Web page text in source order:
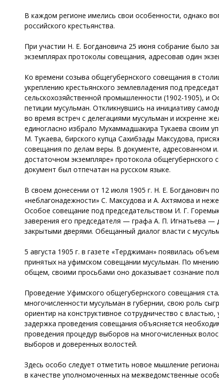
В каждом регионе имелись свои особенности, однако
российского крестьянства.
При участии Н. Е. Богдановича 25 июня собрание было
экземплярах протоколы совещания, адресовав один
Ко времени созыва общегубернского совещания в
укреплению крестьянского землевладения под
сельскохозяйственной промышленности (1902-1905), и
петиции мусульман. Откликнувшись на инициативу
во время встреч с делегациями мусульман и искренне
единогласно избрало Мухаммадшакира Тукаева своим
М. Тукаева, бирского купца Сахибзады Максудова,
совещания по делам веры. В документе, адресованном
достаточном экземпляре» протокола
документ был отпечатан на русском языке.
В своем донесении от 12 июля 1905 г. Н. Е. Богданович
«неблагонадежности» С. Максудова и А. Ахтямова и
Особое совещание под председательством И. Г.
заверения его председателя — графа А. П. Игнатьева
закрытыми дверями. Обещанный диалог власти с
5 августа 1905 г. в газете «Терджиман» появилась
принятых на уфимском совещании мусульман. По
общем, своими просьбами оно доказывает сознание
Проведение Уфимского общегубернского совещания
многочисленности мусульман в губернии, свою роль
ориентир на конструктивное сотрудничество с
задержка проведения совещания объясняется
проведения процедур выборов на многочисленных
выборов и доверенных волостей.
Здесь особо следует отметить новое мышление
в качестве уполномоченных на межведомственные